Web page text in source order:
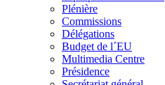
Plénière
Commissions
Délégations
Budget de l´EU
Multimedia Centre
Présidence